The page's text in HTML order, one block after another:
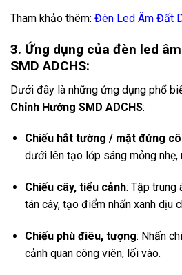
Tham khảo thêm: Đèn Led Âm Đất
3. Ứng dụng của đèn led
SMD ADCHS:
Dưới đây là những ứng dụng phổ
Chỉnh Hướng SMD ADCHS:
Chiếu hắt tường / mặt đứng
dưới lên tạo lớp sáng mỏng nhẹ,
Chiếu cây, tiểu cảnh: Tập trung
tán cây, tạo điểm nhấn xanh dịu
Chiếu phù điêu, tượng: Nhấn
cảnh quan công viên, lối vào.